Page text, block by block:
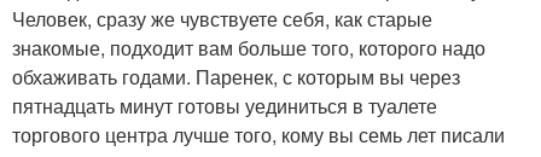
Человек, сразу же чувствуете себя, как старые
знакомые, подходит вам больше того, которого надо
обхаживать годами. Паренек, с которым вы через
пятнадцать минут готовы уединиться в туалете
торгового центра лучше того, кому вы семь лет писали